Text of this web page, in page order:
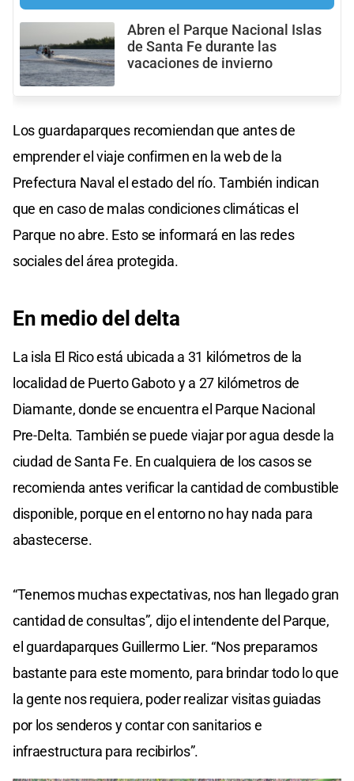
Abren el Parque Nacional Islas
de Santa Fe durante las
vacaciones de invierno
Los guardaparques recomiendan que antes de
emprender el viaje confirmen en la web de la
Prefectura Naval el estado del río. También indican
que en caso de malas condiciones climáticas el
Parque no abre. Esto se informará en las redes
sociales del área protegida.
En medio del delta
La isla El Rico está ubicada a 31 kilómetros de la
localidad de Puerto Gaboto y a 27 kilómetros de
Diamante, donde se encuentra el Parque Nacional
Pre-Delta. También se puede viajar por agua desde la
ciudad de Santa Fe. En cualquiera de los casos se
recomienda antes verificar la cantidad de combustible
disponible, porque en el entorno no hay nada para
abastecerse.
“Tenemos muchas expectativas, nos han llegado gran
cantidad de consultas”, dijo el intendente del Parque,
el guardaparques Guillermo Lier. “Nos preparamos
bastante para este momento, para brindar todo lo que
la gente nos requiera, poder realizar visitas guiadas
por los senderos y contar con sanitarios e
infraestructura para recibirlos”.